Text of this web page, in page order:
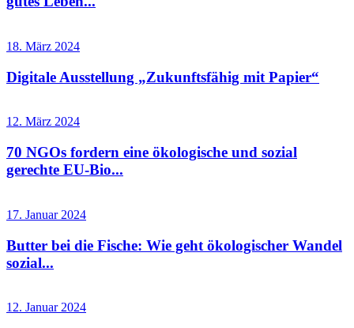
18. März 2024
Digitale Ausstellung „Zukunftsfähig mit Papier“
12. März 2024
70 NGOs fordern eine ökologische und sozial
gerechte EU-Bio...
17. Januar 2024
Butter bei die Fische: Wie geht ökologischer Wandel
sozial...
12. Januar 2024